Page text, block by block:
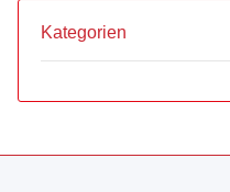
Kategorien